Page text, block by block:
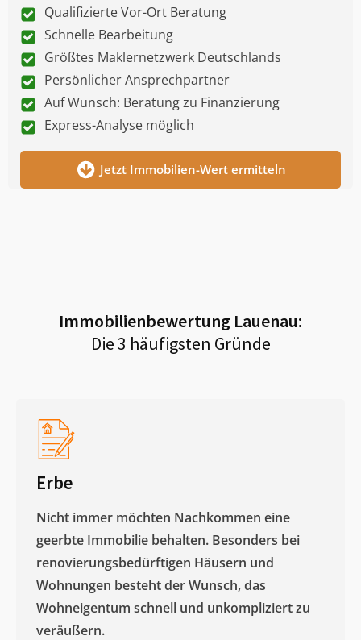
Qualifizierte Vor-Ort Beratung
Schnelle Bearbeitung
Größtes Maklernetzwerk Deutschlands
Persönlicher Ansprechpartner
Auf Wunsch: Beratung zu Finanzierung
Express-Analyse möglich
Jetzt Immobilien-Wert ermitteln
Immobilienbewertung Lauenau:
Die 3 häufigsten Gründe
Erbe
Nicht immer möchten Nachkommen eine
geerbte Immobilie behalten. Besonders bei
renovierungsbedürftigen Häusern und
Wohnungen besteht der Wunsch, das
Wohneigentum schnell und unkompliziert zu
veräußern. ​